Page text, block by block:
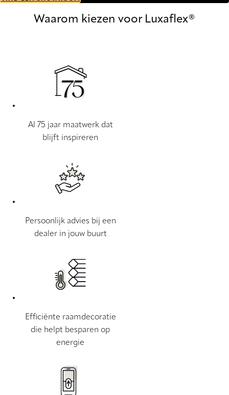
Waarom kiezen voor Luxaflex®
Al 75 jaar maatwerk dat
blijft inspireren
Persoonlijk advies bij een
dealer in jouw buurt
Efficiënte raamdecoratie
die helpt besparen op
energie